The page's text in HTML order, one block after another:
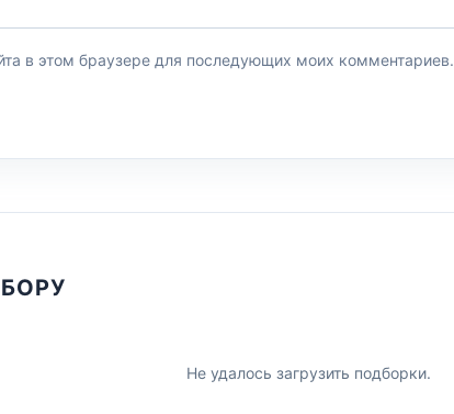
в этом браузере для последующих моих комментариев.
Не удалось загрузить подборки.